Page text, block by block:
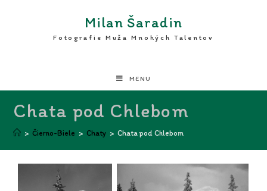
Milan Šaradin
Fotografie Muža Mnohých Talentov
MENU
Chata pod Chlebom
> Čierno-Biele > Chaty > Chata pod Chlebom